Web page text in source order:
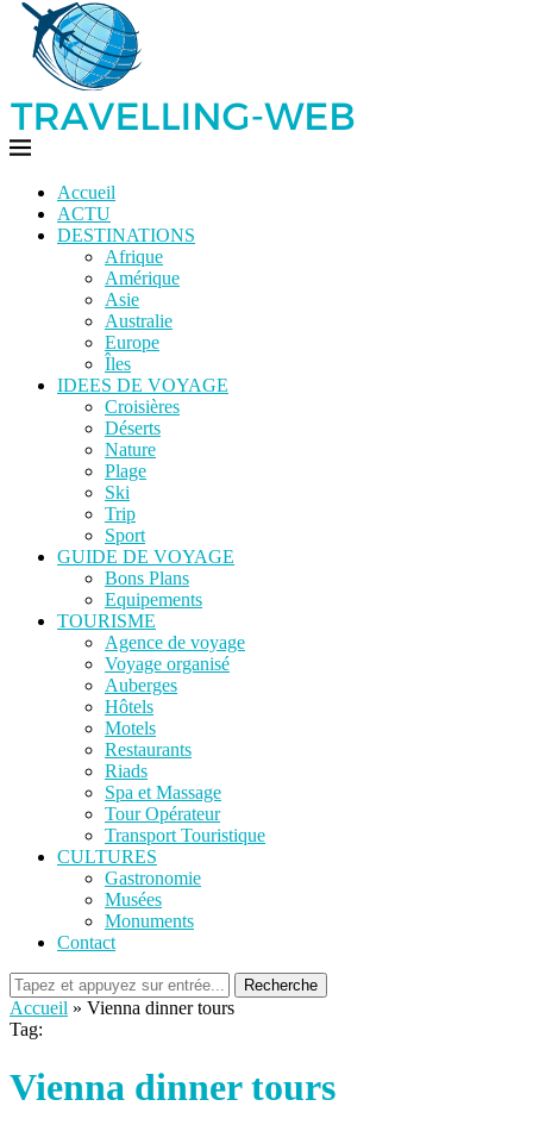
Accueil
ACTU
DESTINATIONS
Afrique
Amérique
Asie
Australie
Europe
Îles
IDEES DE VOYAGE
Croisières
Déserts
Nature
Plage
Ski
Trip
Sport
GUIDE DE VOYAGE
Bons Plans
Equipements
TOURISME
Agence de voyage
Voyage organisé
Auberges
Hôtels
Motels
Restaurants
Riads
Spa et Massage
Tour Opérateur
Transport Touristique
CULTURES
Gastronomie
Musées
Monuments
Contact
Recherche
Accueil » Vienna dinner tours
Tag:
Vienna dinner tours